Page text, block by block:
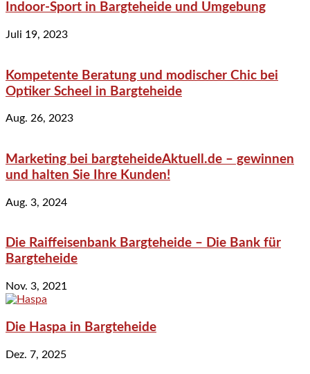
Indoor-Sport in Bargteheide und Umgebung
Juli 19, 2023
Kompetente Beratung und modischer Chic bei
Optiker Scheel in Bargteheide
Aug. 26, 2023
Marketing bei bargteheideAktuell.de – gewinnen
und halten Sie Ihre Kunden!
Aug. 3, 2024
Die Raiffeisenbank Bargteheide – Die Bank für
Bargteheide
Nov. 3, 2021
Die Haspa in Bargteheide
Dez. 7, 2025